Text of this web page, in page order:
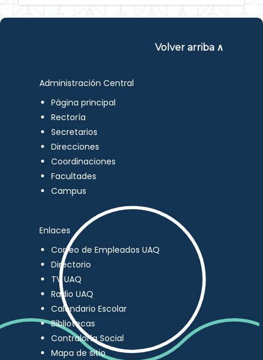
Volver arriba ∧
Administración Central
Página principal
Rectoría
Secretarios
Direcciones
Coordinaciones
Facultades
Campus
Enlaces
Correo de Empleados UAQ
Directorio
TV UAQ
Radio UAQ
Calendario Escolar
Bibliotecas
Contraloría Social
Mapa de sitio